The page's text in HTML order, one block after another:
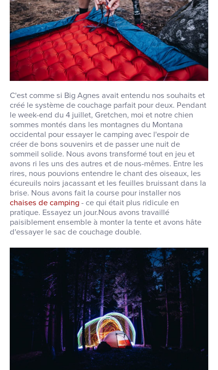
C'est comme si Big Agnes avait entendu nos souhaits et
créé le système de couchage parfait pour deux. Pendant
le week-end du 4 juillet, Gretchen, moi et notre chien
sommes montés dans les montagnes du Montana
occidental pour essayer le camping avec l'espoir de
créer de bons souvenirs et de passer une nuit de
sommeil solide. Nous avons transformé tout en jeu et
avons ri les uns des autres et de nous-mêmes. Entre les
rires, nous pouvions entendre le chant des oiseaux, les
écureuils noirs jacassant et les feuilles bruissant dans la
brise. Nous avons fait la course pour installer nos
chaises de camping- ce qui était plus ridicule en
pratique. Essayez un jour.Nous avons travaillé
paisiblement ensemble à monter la tente et avons hâte
d'essayer le sac de couchage double.